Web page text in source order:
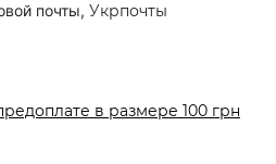
почты, Укрпочты
в размере 100 грн